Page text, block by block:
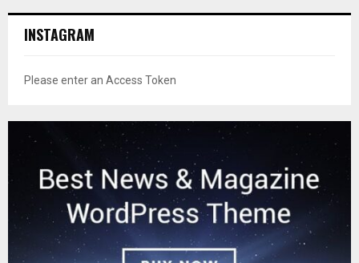
INSTAGRAM
Please enter an Access Token